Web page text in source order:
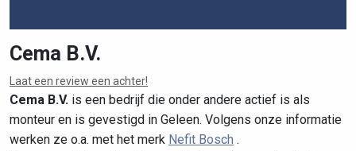
Leaflet |©OpenStreetMap contributors
Cema B.V.
Laat een review een achter!
Cema B.V. is een bedrijf die onder andere actief is als
monteur en is gevestigd in Geleen. Volgens onze informatie
werken ze o.a. met het merk Nefit Bosch .